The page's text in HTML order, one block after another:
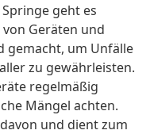
geht es
Geräten und
gemacht, um Unfälle
zu gewährleisten.
regelmäßig
Mängel achten.
und dient zum